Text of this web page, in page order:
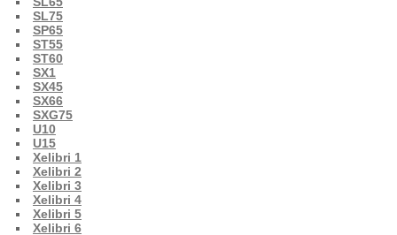
SL75
SP65
ST55
ST60
SX1
SX45
SX66
SXG75
U10
U15
Xelibri 1
Xelibri 2
Xelibri 3
Xelibri 4
Xelibri 5
Xelibri 6